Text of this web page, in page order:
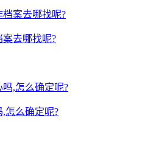
去哪找呢?
怎么确定呢?